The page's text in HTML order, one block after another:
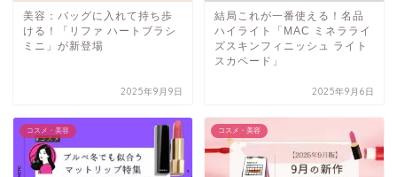
美容：バッグに入れて持ち歩
ける！「リファ ハートブラシ
ミニ」が新登場
2025年9月9日
結局これが一番使える！名品
ハイライト「MAC ミネラライ
ズスキンフィニッシュ ライト
スカペード」
2025年9月6日
コスメ・美容 コスメ・美容